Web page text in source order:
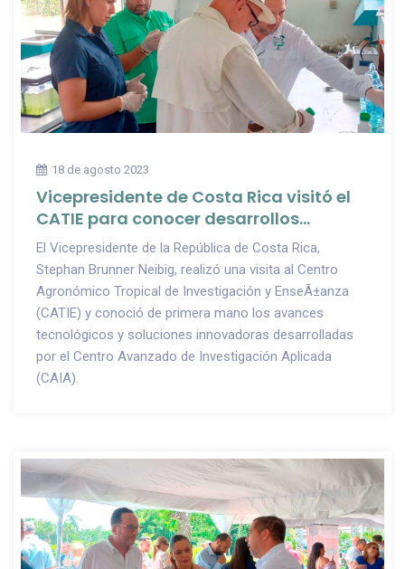
18 de agosto 2023
Vicepresidente de Costa Rica visitó el
CATIE para conocer desarrollos
tecnológicos de CAIA
El Vicepresidente de la República de Costa Rica,
Stephan Brunner Neibig, realizó una visita al Centro
Agronómico Tropical de Investigación y EnseÃ±anza
(CATIE) y conoció de primera mano los avances
tecnológicos y soluciones innovadoras desarrolladas
por el Centro Avanzado de Investigación Aplicada
(CAIA).